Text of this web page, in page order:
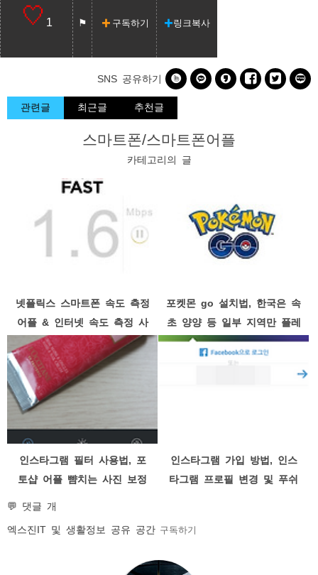
1 구독하기 링크복사
SNS 공유하기      
관련글 최근글 추천글
스마트폰/스마트폰어플
카테고리의 글
넷플릭스 스마트폰 속도 측정
어플 & 인터넷 속도 측정 사
이트
포켓몬 go 설치법, 한국은 속
초 양양 등 일부 지역만 플레
이 가능
인스타그램 필터 사용법, 포
토샵 어플 뺨치는 사진 보정
인스타그램 가입 방법, 인스
타그램 프로필 변경 및 푸쉬
💬 댓글 개
엑스진 IT 및 생활정보 공유 공간 구독하기